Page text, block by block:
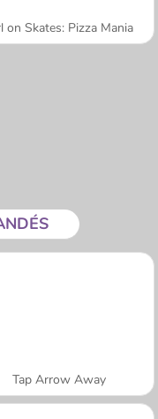
on Skates: Pizza Mania
Tap Arrow Away